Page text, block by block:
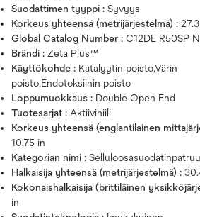
Suodattimen tyyppi :Syvyys
Korkeus yhteensä (metrijärjestelmä) :
Global Catalog Number :C12DE R50SP
Brändi :Zeta Plus™
Käyttökohde : Katalyytin poisto,Värin
poisto,Endotoksiinin poisto
Loppumuokkaus : Double Open End
Tuotesarjat : Aktiivihiili
Korkeus yhteensä (englantilainen
10.75 in
Kategorian nimi :
Halkaisija yhteensä (metrijärjestelmä) :
Kokonaishalkaisija (brittiläinen
in